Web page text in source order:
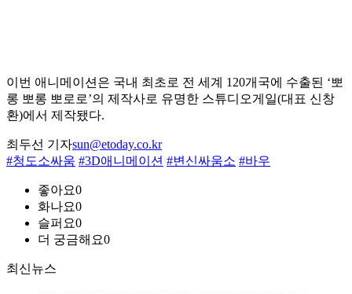
이번 애니메이션은 국내 최초로 전 세계 120개국에 수출된 ‘뽀
롱 뽀롱 뽀로로’의 제작사로 유명한 스튜디오게일(대표 신창
환)에서 제작됐다.
최두선 기자sun@etoday.co.kr
#청도소싸움 #3D애니메이션 #변신싸움소 #바우
좋아요0
화나요0
슬퍼요0
더 궁금해요0
최신뉴스